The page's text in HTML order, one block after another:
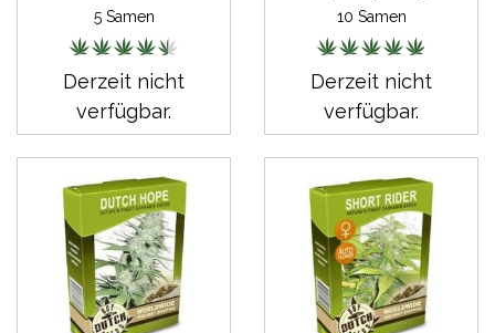
5 Samen
Derzeit nicht
verfügbar.
10 Samen
Derzeit nicht
verfügbar.